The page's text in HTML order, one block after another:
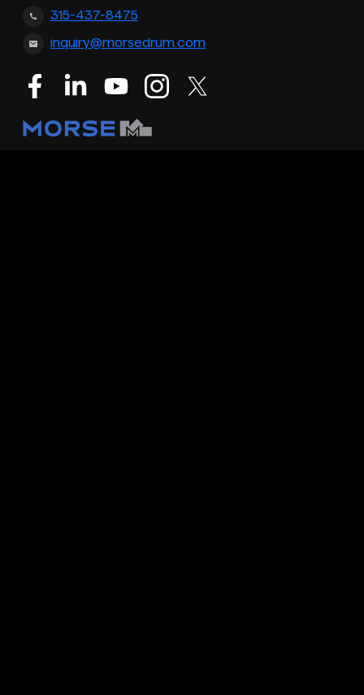
315-437-8475
inquiry@morsedrum.com